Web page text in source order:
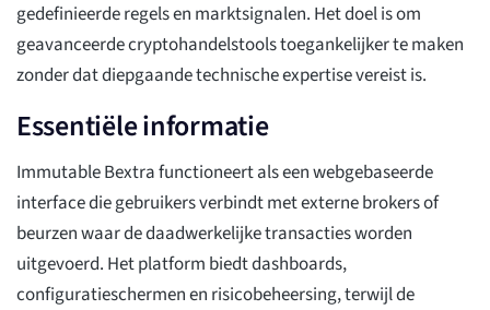
gedefinieerde regels en marktsignalen. Het doel is om
geavanceerde cryptohandelstools toegankelijker te maken
zonder dat diepgaande technische expertise vereist is.
Essentiële informatie
Immutable Bextra functioneert als een webgebaseerde
interface die gebruikers verbindt met externe brokers of
beurzen waar de daadwerkelijke transacties worden
uitgevoerd. Het platform biedt dashboards,
configuratieschermen en risicobeheersing, terwijl de